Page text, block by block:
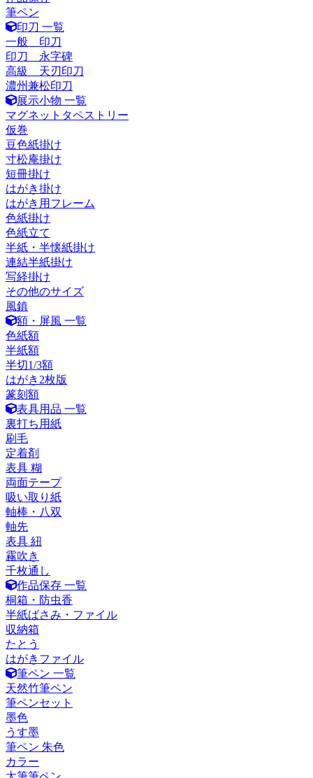
筆ペン
印刀 一覧
一般 印刀
印刀 永字碑
高級 天刃印刀
濃州兼松印刀
展示小物 一覧
マグネットタペストリー
仮巻
豆色紙掛け
寸松庵掛け
短冊掛け
はがき掛け
はがき用フレーム
色紙掛け
色紙立て
半紙・半懐紙掛け
連結半紙掛け
写経掛け
その他のサイズ
風鎮
額・屏風 一覧
色紙額
半紙額
半切1/3額
はがき2枚版
篆刻額
表具用品 一覧
裏打ち用紙
刷毛
定着剤
表具 糊
両面テープ
吸い取り紙
軸棒・八双
軸先
表具 紐
霧吹き
千枚通し
作品保存 一覧
桐箱・防虫香
半紙ばさみ・ファイル
収納箱
たとう
はがきファイル
筆ペン 一覧
天然竹筆ペン
筆ペンセット
墨色
うす墨
筆ペン 朱色
カラー